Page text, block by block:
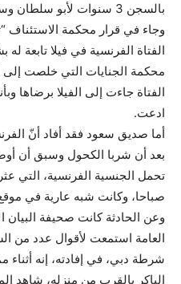
بالسجن 3 سنوات لأبو سلطان وسنة للشاب الآخر.
وجاء في قرار محكمة
الفتاة الفرنسية في فيلا تابعة
محكمة الجنايات التي خلصت إلى
الفتاة جاءت إلى الفيلا برضاها
ادعت.
أما صديق سعود فقد أفاد أنّ
بعد أن شربا الكحول وسبق أن
تحمل الجنسية الفرنسية، التي
صباحا، وكانت شبه عارية في
وعن الحادثة كانت صحيفة البيان
العامة استمعت لأقوال عدد من
شرطة دبي، في إفادته، إنه أثناء
الباكر بالقرب من منزله، شاهد